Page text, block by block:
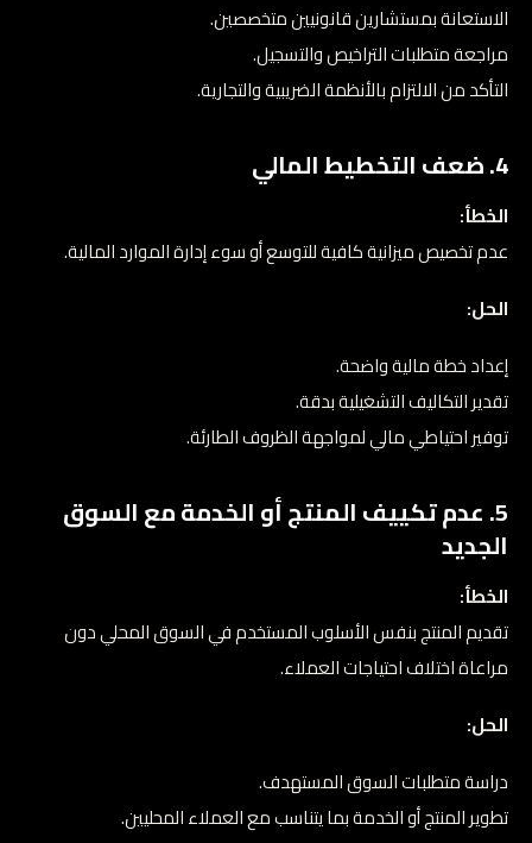
الاستعانة بمستشارين قانونيين متخصصين.
مراجعة متطلبات التراخيص والتسجيل.
التأكد من الالتزام بالأنظمة الضريبية والتجارية.
4. ضعف التخطيط المالي
الخطأ:
عدم تخصيص ميزانية كافية للتوسع أو سوء إدارة الموارد المالية.
الحل:
إعداد خطة مالية واضحة.
تقدير التكاليف التشغيلية بدقة.
توفير احتياطي مالي لمواجهة الظروف الطارئة.
5. عدم تكييف المنتج أو الخدمة مع السوق
الجديد
الخطأ:
تقديم المنتج بنفس الأسلوب المستخدم في السوق المحلي دون
مراعاة اختلاف احتياجات العملاء.
الحل:
دراسة متطلبات السوق المستهدف.
تطوير المنتج أو الخدمة بما يتناسب مع العملاء المحليين.